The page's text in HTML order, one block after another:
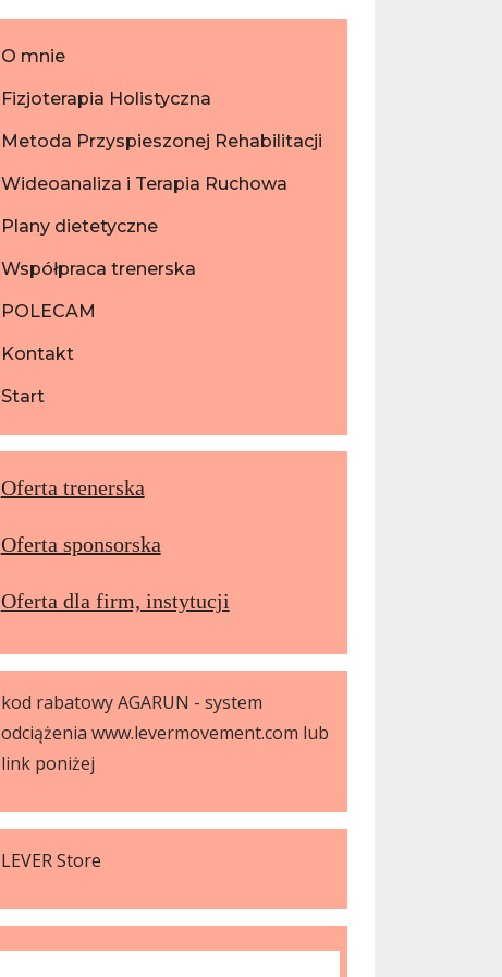
O mnie
Fizjoterapia Holistyczna
Metoda Przyspieszonej Rehabilitacji
Wideoanaliza i Terapia Ruchowa
Plany dietetyczne
Współpraca trenerska
POLECAM
Kontakt
Start
Oferta trenerska
Oferta sponsorska
Oferta dla firm, instytucji
kod rabatowy AGARUN - system
odciążenia www.levermovement.com lub
link poniżej
LEVER Store